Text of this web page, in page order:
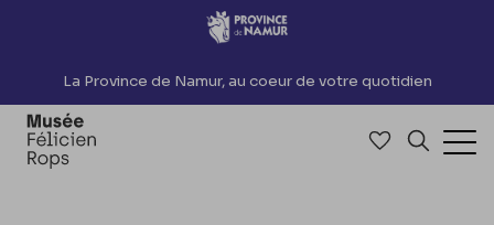
Accèder directement au contenu
La Province de Namur, au coeur de votre quotidien
Accéder à